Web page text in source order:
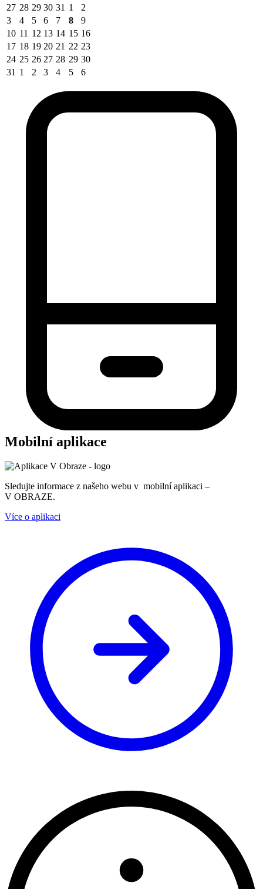
27 28 29 30 31 1
2
3
4 5 6 7 8
9
10 11 12 13 14 15 16
17 18 19 20 21 22 23
24 25 26 27 28 29 30
31 1 2 3 4 5 6
Mobilní aplikace
Sledujte informace z našeho webu v mobilní aplikaci –
V OBRAZE.
Více o aplikaci